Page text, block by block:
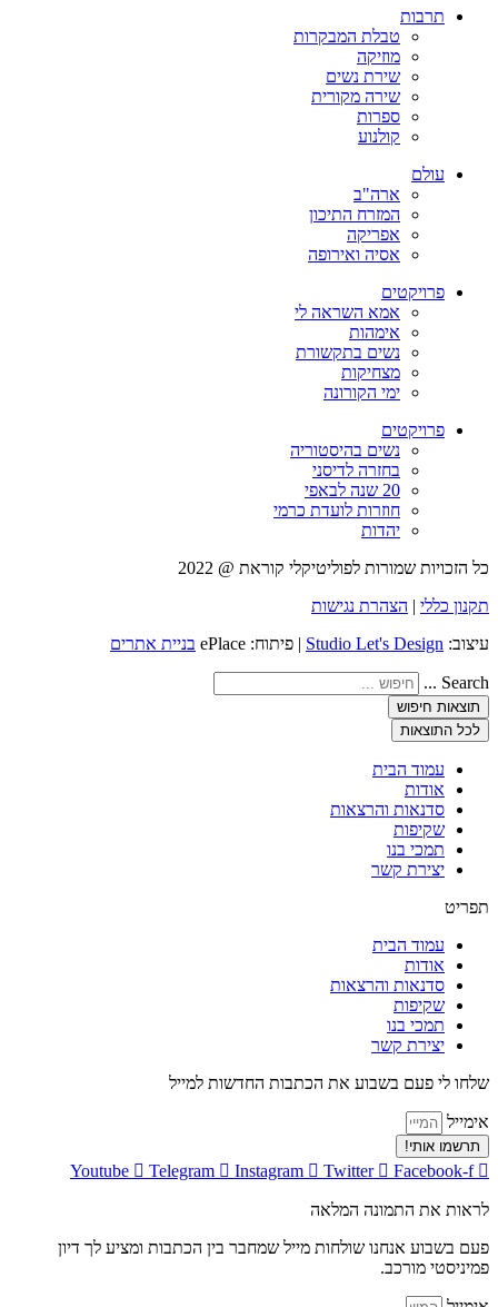
תרבות
טבלת המבקרות
מוזיקה
שירת נשים
שירה מקורית
ספרות
קולנוע
עולם
ארה"ב
המזרח התיכון
אפריקה
אסיה ואירופה
פרויקטים
אמא השראה לי
אימהות
נשים בתקשורת
מצחיקות
ימי הקורונה
פרויקטים
נשים בהיסטוריה
בחזרה לדיסני
20 שנה לבאפי
חוזרות לועדת כרמי
יהדות
כל הזכויות שמורות לפוליטיקלי קוראת @ 2022
תקנון כללי | הצהרת נגישות
עיצוב: Studio Let's Design | פיתוח: ePlace בניית אתרים
Search ...
תוצאות חיפוש
לכל התוצאות
עמוד הבית
אודות
סדנאות והרצאות
שקיפות
תמכי בנו
יצירת קשר
תפריט
עמוד הבית
אודות
סדנאות והרצאות
שקיפות
תמכי בנו
יצירת קשר
שלחו לי פעם בשבוע את הכתבות החדשות למייל
אימייל
תרשמו אותי!
Youtube Telegram Instagram Twitter Facebook-f
לראות את התמונה המלאה
פעם בשבוע אנחנו שולחות מייל שמחבר בין הכתבות ומציע לך דיון
פמיניסטי מורכב.